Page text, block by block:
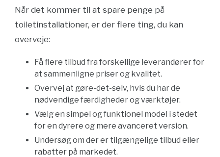
Når det kommer til at spare penge på
toiletinstallationer, er der flere ting, du kan
overveje:
Få flere tilbud fra forskellige leverandører for
at sammenligne priser og kvalitet.
Overvej at gøre-det-selv, hvis du har de
nødvendige færdigheder og værktøjer.
Vælg en simpel og funktionel model i stedet
for en dyrere og mere avanceret version.
Undersøg om der er tilgængelige tilbud eller
rabatter på markedet.